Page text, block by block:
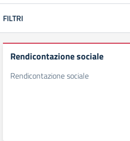
FILTRI
Rendicontazione sociale
Rendicontazione sociale